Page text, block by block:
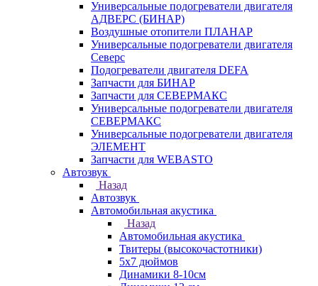
Универсальные подогреватели двигателя
АДВЕРС (БИНАР)
Воздушные отопители ПЛАНАР
Универсальные подогреватели двигателя
Северс
Подогреватели двигателя DEFA
Запчасти для БИНАР
Запчасти для СЕВЕРМАКС
Универсальные подогреватели двигателя
СЕВЕРМАКС
Универсальные подогреватели двигателя
ЭЛЕМЕНТ
Запчасти для WEBASTO
Автозвук
Назад
Автозвук
Автомобильная акустика
Назад
Автомобильная акустика
Твитеры (высокочастотники)
5x7 дюймов
Динамики 8-10см